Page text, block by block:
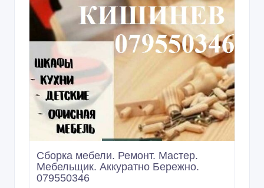
Сборка мебели. Ремонт. Мастер.
Мебельщик. Аккуратно Бережно.
079550346